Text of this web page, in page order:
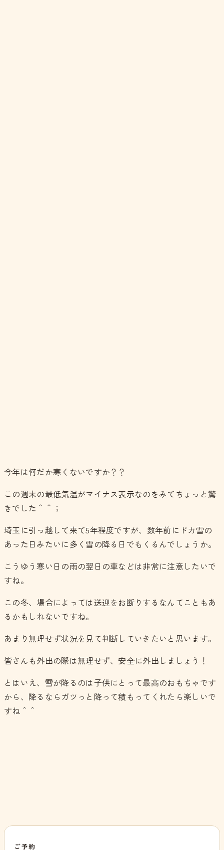
今年は何だか寒くないですか？？
この週末の最低気温がマイナス表示なのをみてちょっと驚
きでした＾＾；
埼玉に引っ越して来て5年程度ですが、数年前にドカ雪の
あった日みたいに多く雪の降る日でもくるんでしょうか。
こうゆう寒い日の雨の翌日の車などは非常に注意したいで
すね。
この冬、場合によっては送迎をお断りするなんてこともあ
るかもしれないですね。
あまり無理せず状況を見て判断していきたいと思います。
皆さんも外出の際は無理せず、安全に外出しましょう！
とはいえ、雪が降るのは子供にとって最高のおもちゃです
から、降るならガツっと降って積もってくれたら楽しいで
すね＾＾
ご予約